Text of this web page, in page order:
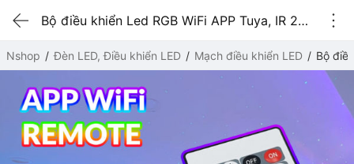
Bộ điều khiển Led RGB WiFi APP Tuya, IR 24 kênh 5-24VDC
Nshop Đèn LED, Điều khiển LED Mạch điều khiển LED Bộ